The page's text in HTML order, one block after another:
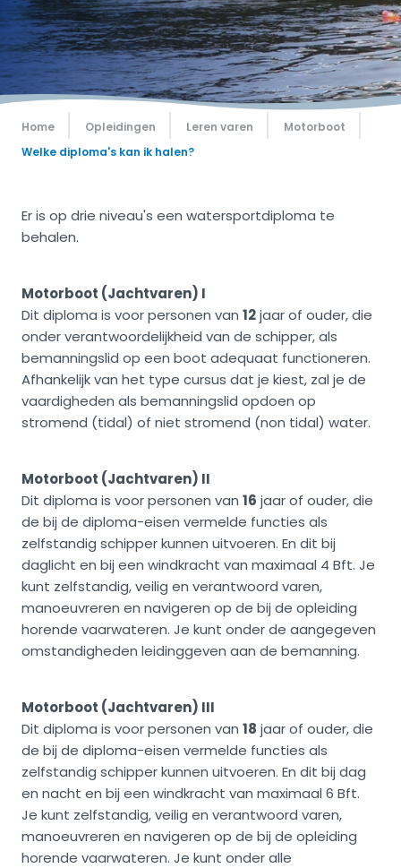
Home Opleidingen Leren varen
Motorboot
Welke diploma's kan ik halen?
Er is op drie niveau's een watersportdiploma te
behalen.
Motorboot (Jachtvaren) I
Dit diploma is voor personen van 12jaar of ouder, die
onder verantwoordelijkheid van de schipper, als
bemanningslid op een boot adequaat functioneren.
Afhankelijk van het type cursus dat je kiest, zal je de
vaardigheden als bemanningslid opdoen op
stromend (tidal) of niet stromend (non tidal) water.
Motorboot (Jachtvaren) II
Dit diploma is voor personen van 16 jaar of ouder, die
de bij de diploma-eisen vermelde functies als
zelfstandig schipper kunnen uitvoeren. En dit bij
daglicht en bij een windkracht van maximaal 4 Bft. Je
kunt zelfstandig, veilig en verantwoord varen,
manoeuvreren en navigeren op de bij de opleiding
horende vaarwateren. Je kunt onder de aangegeven
omstandigheden leidinggeven aan de bemanning.
Motorboot (Jachtvaren) III
Dit diploma is voor personen van 18 jaar of ouder, die
de bij de diploma-eisen vermelde functies als
zelfstandig schipper kunnen uitvoeren. En dit bij dag
en nacht en bij een windkracht van maximaal 6 Bft.
Je kunt zelfstandig, veilig en verantwoord varen,
manoeuvreren en navigeren op de bij de opleiding
horende vaarwateren. Je kunt onder alle